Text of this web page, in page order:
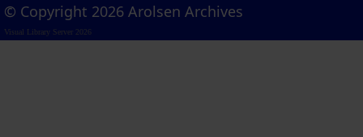
© Copyright 2026 Arolsen Archives
Visual Library Server 2026